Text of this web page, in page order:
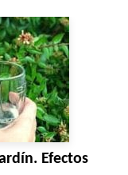
Efectos